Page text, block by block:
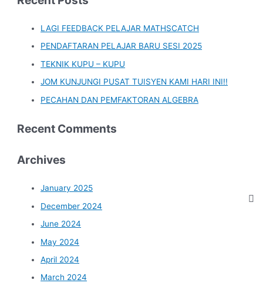
LAGI FEEDBACK PELAJAR MATHSCATCH
PENDAFTARAN PELAJAR BARU SESI 2025
TEKNIK KUPU – KUPU
JOM KUNJUNGI PUSAT TUISYEN KAMI HARI INI!!
PECAHAN DAN PEMFAKTORAN ALGEBRA
Recent Comments
Archives
January 2025
December 2024
June 2024
May 2024
April 2024
March 2024